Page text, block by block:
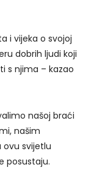
i vijeka o svojoj
dobrih ljudi koji
s njima – kazao
našoj braći
našim
svijetlu
posustaju.